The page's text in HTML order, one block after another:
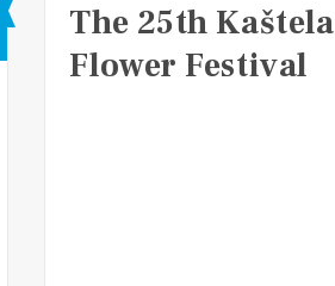
The 25th Kaštela
Flower Festival